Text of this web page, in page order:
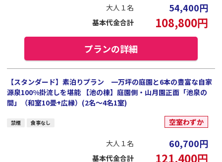
大人１名 54,400円
基本代金合計 108,800円
プランの詳細
【スタンダード】素泊りプラン 一万坪の庭園と6本の豊富な自家
源泉100%掛流しを堪能 【池の棟】庭園側・山月園正面「池泉の
間」（和室10畳+広縁）(2名～4名1室)
禁煙 食事なし 空室わずか
大人１名 60,700円
基本代金合計 121,400円